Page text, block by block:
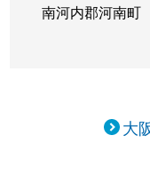
南河内郡河南町
大